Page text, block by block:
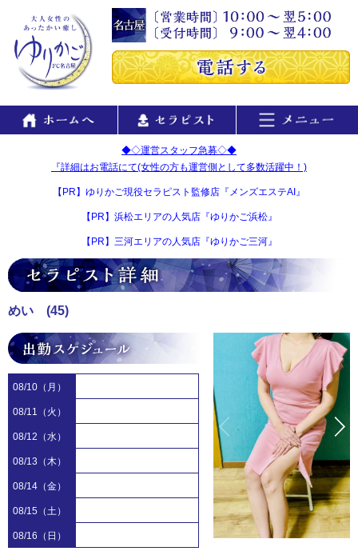
◆◇運営スタッフ急募◇◆
『詳細はお電話にて(女性の方も運営側として多数活躍中！)
【PR】ゆりかご現役セラピスト監修店『メンズエステAI』
【PR】浜松エリアの人気店『ゆりかご浜松』
【PR】三河エリアの人気店『ゆりかご三河』
めい (45)
08/10（月）
08/11（火）
08/12（水）
08/13（木）
08/14（金）
08/15（土）
08/16（日）